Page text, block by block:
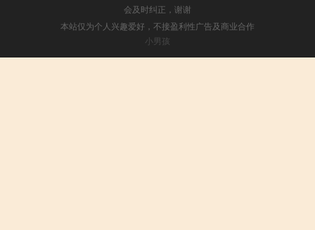
会及时纠正，谢谢
本站仅为个人兴趣爱好，不接盈利性广告及商业合作
小男孩